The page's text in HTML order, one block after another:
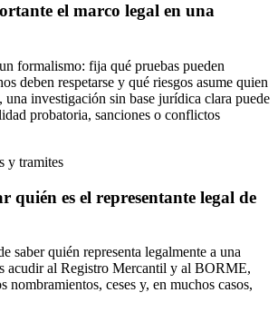
el marco legal en una
formalismo: fija qué pruebas pueden
deben respetarse y qué riesgos asume quien
una investigación sin base jurídica clara puede
probatoria, sanciones o conflictos
y tramites
quién es el representante legal de
saber quién representa legalmente a una
acudir al Registro Mercantil y al BORME,
nombramientos, ceses y, en muchos casos,